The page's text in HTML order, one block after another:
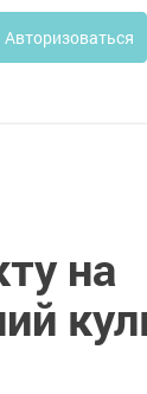
Авторизоваться
на